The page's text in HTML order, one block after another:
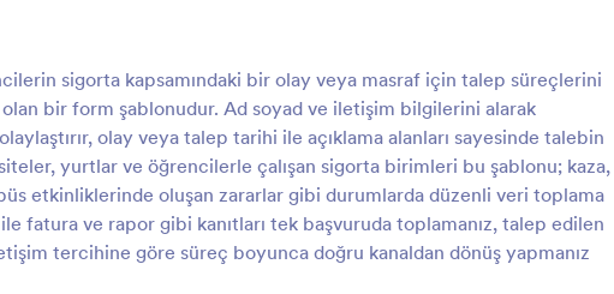
sigorta kapsamındaki bir olay veya masraf için talep süreçlerini
bir form şablonudur. Ad soyad ve iletişim bilgilerini alarak
olay veya talep tarihi ile açıklama alanları sayesinde talebin
yurtlar ve öğrencilerle çalışan sigorta birimleri bu şablonu; kaza,
etkinliklerinde oluşan zararlar gibi durumlarda düzenli veri toplama
fatura ve rapor gibi kanıtları tek başvuruda toplamanız, talep edilen
tercihine göre süreç boyunca doğru kanaldan dönüş yapmanız
Talebi Formu
Talep Kategorisi Formu, hasar
Yangın Hasar Bildirim
Yangın Hasar Başvuru Formu,